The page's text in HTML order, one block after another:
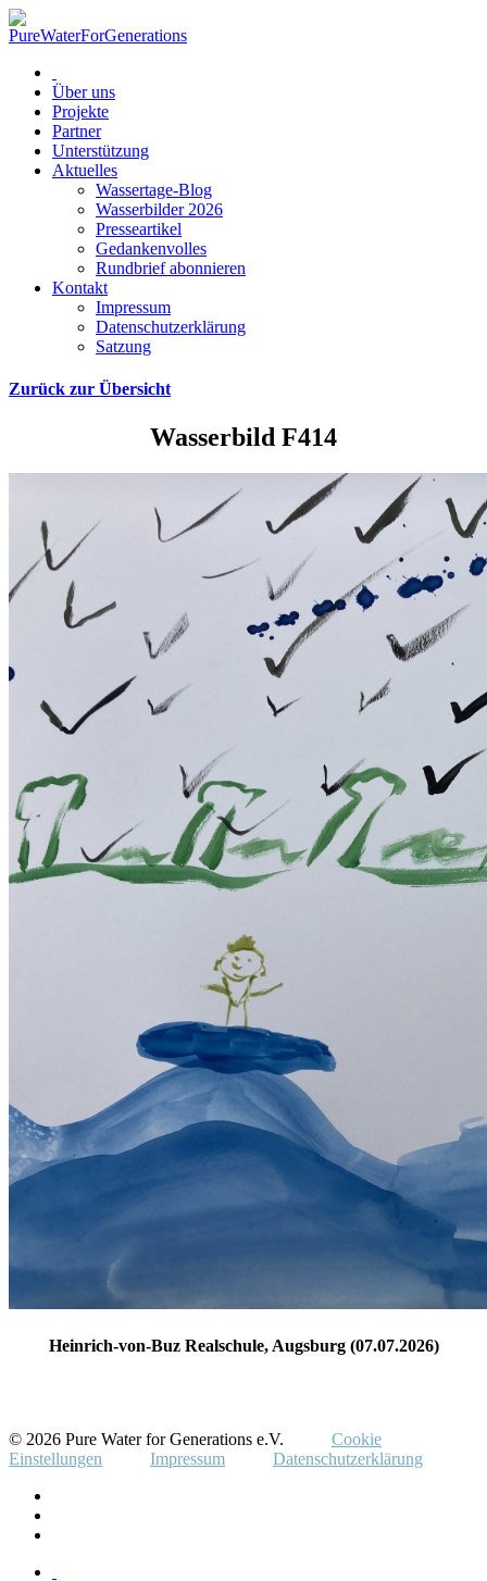
Über uns
Projekte
Partner
Unterstützung
Aktuelles
Wassertage-Blog
Wasserbilder 2026
Presseartikel
Gedankenvolles
Rundbrief abonnieren
Kontakt
Impressum
Datenschutzerklärung
Satzung
Zurück zur Übersicht
Wasserbild F414
Heinrich-von-Buz Realschule, Augsburg (07.07.2026)
© 2026 Pure Water for Generations e.V.
Cookie
Einstellungen
Impressum Datenschutzerklärung